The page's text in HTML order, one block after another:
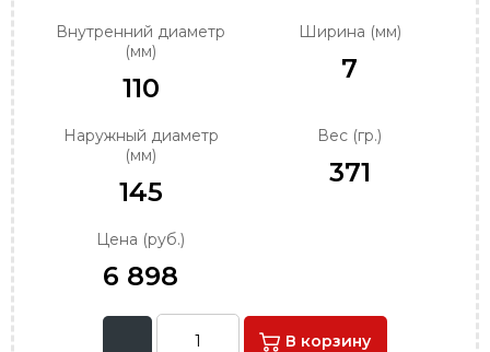
Внутренний диаметр
(мм)
110
Ширина (мм)
7
Наружный диаметр
(мм)
145
Вес (гр.)
371
Цена (руб.)
6 898
В корзину